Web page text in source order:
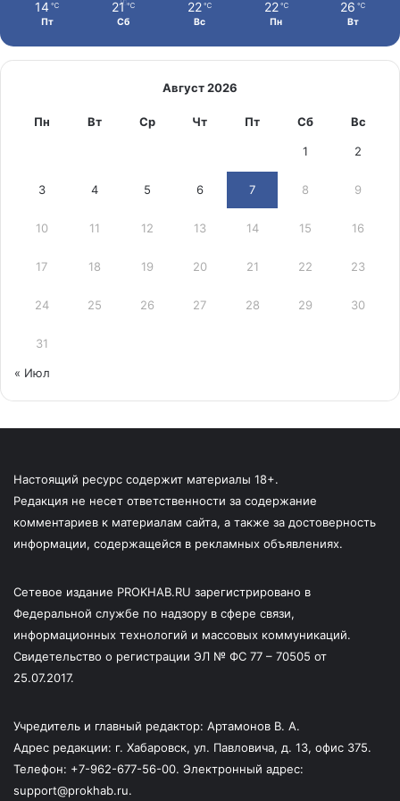
14 ℃
Пт
21 ℃
Сб
22 ℃
Вс
22 ℃
Пн
26 ℃
Вт
Август 2026
Пн Вт Ср Чт Пт Сб Вс
1 2
3 4 5 6 7 8 9
10 11 12 13 14 15 16
17 18 19 20 21 22 23
24 25 26 27 28 29 30
31
« Июл
Настоящий ресурс содержит материалы 18+.
Редакция не несет ответственности за содержание
комментариев к материалам сайта, а также за достоверность
информации, содержащейся в рекламных объявлениях.
Сетевое издание PROKHAB.RU зарегистрировано в
Федеральной службе по надзору в сфере связи,
информационных технологий и массовых коммуникаций.
Свидетельство о регистрации ЭЛ № ФС 77 – 70505 от
25.07.2017.
Учредитель и главный редактор: Артамонов В. А.
Адрес редакции: г. Хабаровск, ул. Павловича, д. 13, офис 375.
Телефон: +7-962-677-56-00. Электронный адрес:
support@prokhab.ru.